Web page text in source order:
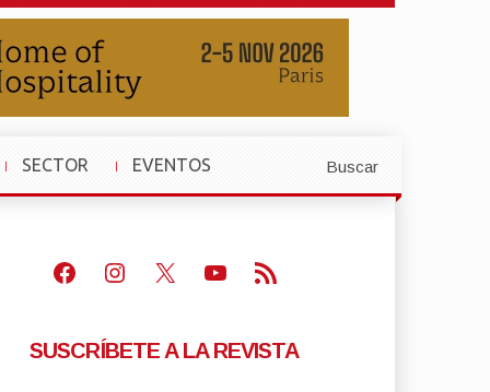
SECTOR
»
EVENTOS
»
Buscar
Facebook
Instagram
X Youtube
Feed RSS
SUSCRÍBETE A LA REVISTA